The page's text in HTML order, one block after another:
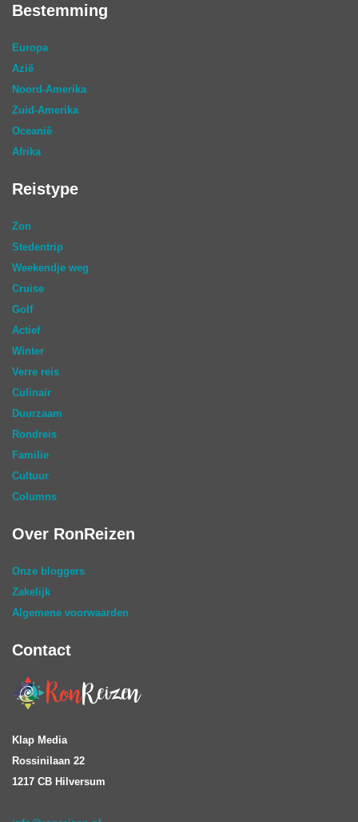
Bestemming
Europa
Azië
Noord-Amerika
Zuid-Amerika
Oceanië
Afrika
Reistype
Zon
Stedentrip
Weekendje weg
Cruise
Golf
Actief
Winter
Verre reis
Culinair
Duurzaam
Rondreis
Familie
Cultuur
Columns
Over RonReizen
Onze bloggers
Zakelijk
Algemene voorwaarden
Contact
Klap Media
Rossinilaan 22
1217 CB Hilversum